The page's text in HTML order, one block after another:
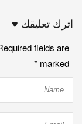
اترك تعليقك ♥
fields are
marked
*